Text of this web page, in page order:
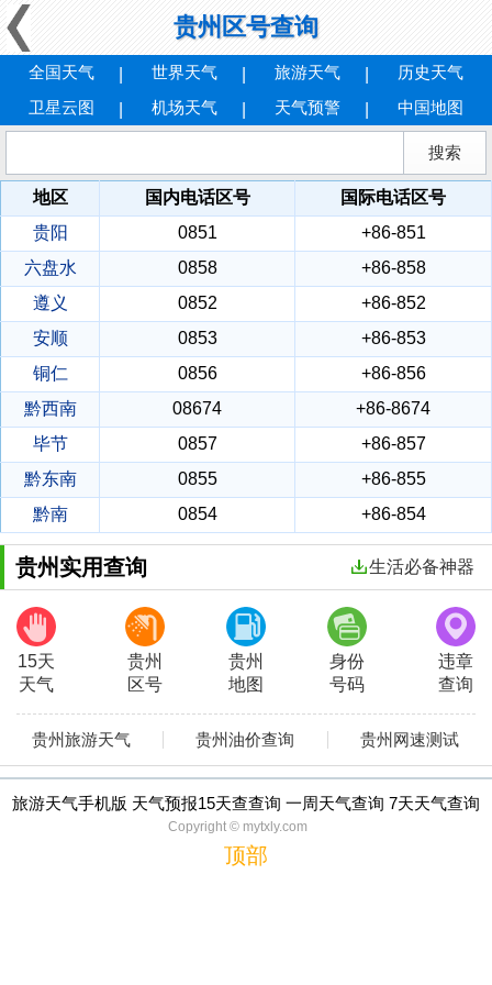
贵州区号查询
全国天气 世界天气 旅游天气
历史天气
卫星云图
机场天气 天气预警 中国地图
地区 国内电话区号
国际电话区号
贵阳
0851
+86-851
六盘水
0858
+86-858
遵义
0852
+86-852
安顺
0853
+86-853
铜仁
0856
+86-856
黔西南
08674
+86-8674
毕节
0857
+86-857
黔东南
0855
+86-855
黔南
0854 +86-854
贵州实用查询 生活必备神器
15天
天气
贵州
区号
贵州
地图
身份
号码
违章
查询
贵州旅游天气 贵州油价查询 贵州网速测试
旅游天气手机版 天气预报15天查查询 一周天气查询 7天天气查询
Copyright © mytxly.com
顶部